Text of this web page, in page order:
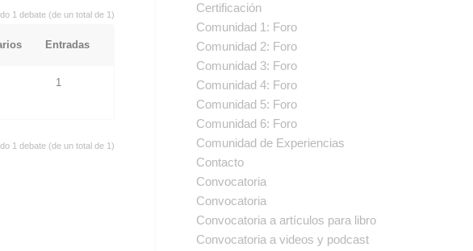
1 debate (de un total de 1)
Entradas
1
1 debate (de un total de 1)
Certificación
Comunidad 1: Foro
Comunidad 2: Foro
Comunidad 3: Foro
Comunidad 4: Foro
Comunidad 5: Foro
Comunidad 6: Foro
Comunidad de Experiencias
Contacto
Convocatoria
Convocatoria
Convocatoria a artículos para libro
Convocatoria a videos y podcast